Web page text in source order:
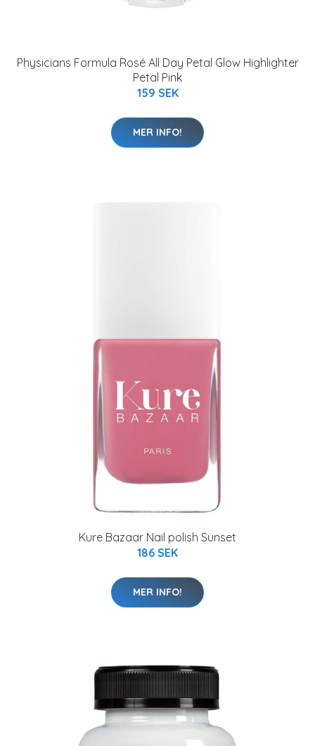
Physicians Formula Rosé All Day Petal Glow Highlighter
Petal Pink
159 SEK
MER INFO!
Kure Bazaar Nail polish Sunset
186 SEK
MER INFO!